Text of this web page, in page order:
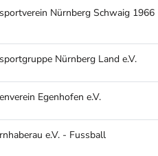
Nürnberg Schwaig 1966
Nürnberg Land e.V.
Egenhofen e.V.
e.V. - Fussball